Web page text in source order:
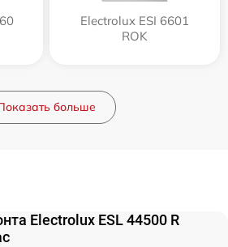
Electrolux ESI 6601
ROK
больше
Electrolux ESL 44500 R